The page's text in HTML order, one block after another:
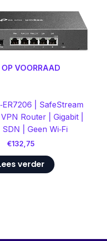
OP VOORRAAD
| SafeStream
Router | Gigabit |
SDN | Geen Wi‑Fi
€132,75
verder